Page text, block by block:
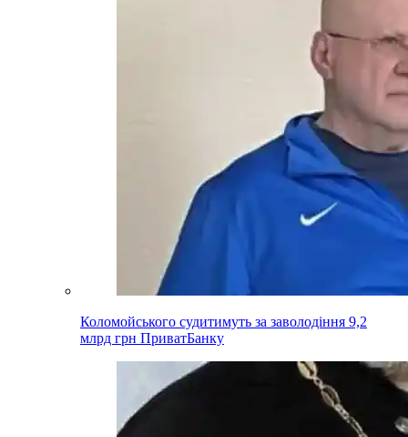
Коломойського судитимуть за заволодіння 9,2
млрд грн ПриватБанку